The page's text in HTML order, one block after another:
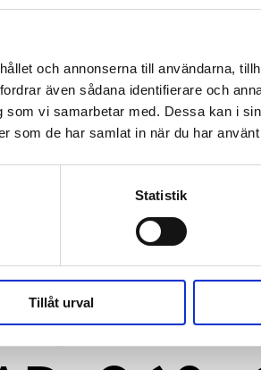
och annonserna till användarna,
även sådana identifierare och
vi samarbetar med. Dessa kan i
som de har samlat in när du har
Statistik
Tillåt urval